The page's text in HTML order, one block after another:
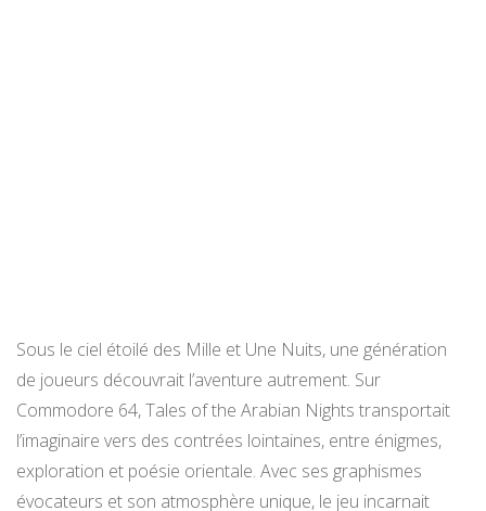
Sous le ciel étoilé des Mille et Une Nuits, une génération
de joueurs découvrait l’aventure autrement. Sur
Commodore 64, Tales of the Arabian Nights transportait
l’imaginaire vers des contrées lointaines, entre énigmes,
exploration et poésie orientale. Avec ses graphismes
évocateurs et son atmosphère unique, le jeu incarnait